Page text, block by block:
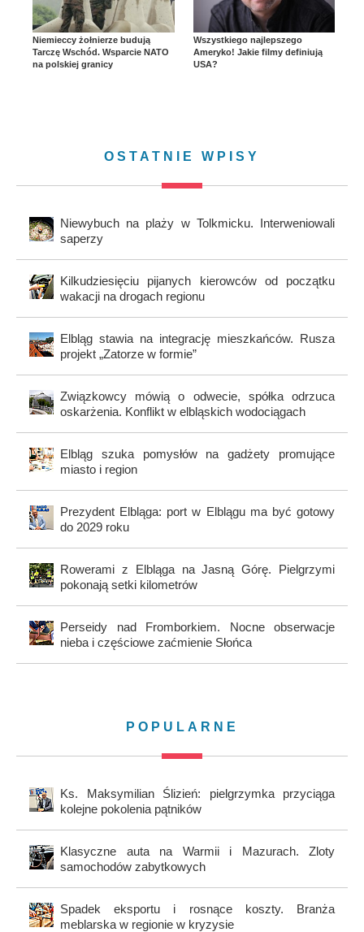
Niemieccy żołnierze budują
Tarczę Wschód. Wsparcie NATO
na polskiej granicy
Wszystkiego najlepszego
Ameryko! Jakie filmy definiują
USA?
OSTATNIE WPISY
Niewybuch na plaży w Tolkmicku. Interweniowali
saperzy
Kilkudziesięciu pijanych kierowców od początku
wakacji na drogach regionu
Elbląg stawia na integrację mieszkańców. Rusza
projekt „Zatorze w formie”
Związkowcy mówią o odwecie, spółka odrzuca
oskarżenia. Konflikt w elbląskich wodociągach
Elbląg szuka pomysłów na gadżety promujące
miasto i region
Prezydent Elbląga: port w Elblągu ma być gotowy
do 2029 roku
Rowerami z Elbląga na Jasną Górę. Pielgrzymi
pokonają setki kilometrów
Perseidy nad Fromborkiem. Nocne obserwacje
nieba i częściowe zaćmienie Słońca
POPULARNE
Ks. Maksymilian Ślizień: pielgrzymka przyciąga
kolejne pokolenia pątników
Klasyczne auta na Warmii i Mazurach. Zloty
samochodów zabytkowych
Spadek eksportu i rosnące koszty. Branża
meblarska w regionie w kryzysie